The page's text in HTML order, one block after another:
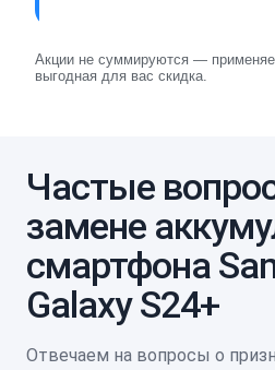
Акции не суммируются —
выгодная для вас скидка.
Частые
замене
смартфона
Galaxy S24+
Отвечаем на вопросы о